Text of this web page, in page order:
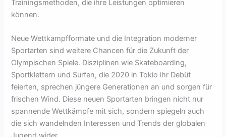
Trainingsmethoden, die ihre Leistungen optimieren
können.
Neue Wettkampfformate und die Integration moderner
Sportarten sind weitere Chancen für die Zukunft der
Olympischen Spiele. Disziplinen wie Skateboarding,
Sportklettern und Surfen, die 2020 in Tokio ihr Debüt
feierten, sprechen jüngere Generationen an und sorgen für
frischen Wind. Diese neuen Sportarten bringen nicht nur
spannende Wettkämpfe mit sich, sondern spiegeln auch
die sich wandelnden Interessen und Trends der globalen